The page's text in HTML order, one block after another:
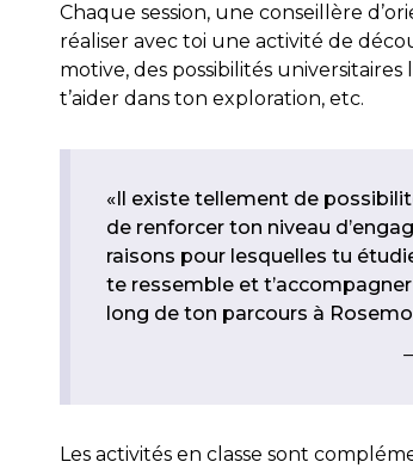
Chaque session, une conseillère
réaliser avec toi une activité de
motive, des possibilités
t’aider dans ton exploration, etc.
«Il existe tellement de
de renforcer ton niveau
raisons pour lesquelles tu
te ressemble et
long de ton parcours à
Les activités en classe sont